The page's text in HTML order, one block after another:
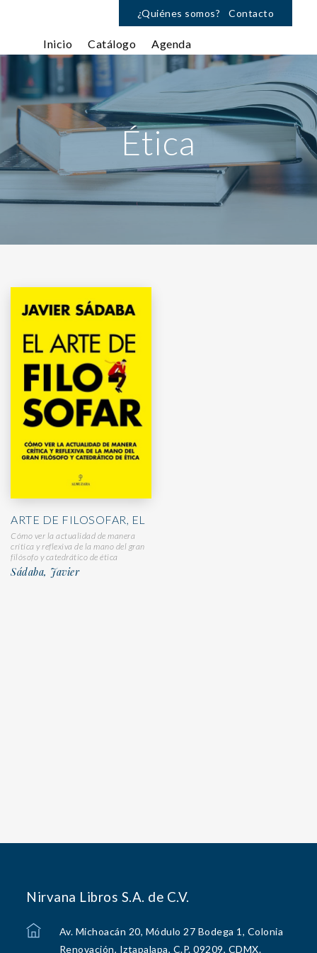
¿Quiénes somos? Contacto
Inicio Catálogo Agenda
Ética
ARTE DE FILOSOFAR, EL
Cómo ver la actualidad de manera
crítica y reflexiva de la mano del gran
filósofo y catedrático de ética
Sádaba, Javier
Nirvana Libros S.A. de C.V.
Av. Michoacán 20, Módulo 27 Bodega 1, Colonia
Renovación, Iztapalapa, C.P. 09209, CDMX.